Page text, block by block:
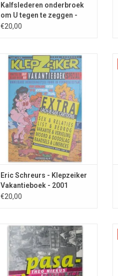
Kalfslederen onderbroek
om U tegen te zeggen -
2001
€20,00
"Onmisbare hebbedingetjes voor
in Verweggiestan". COMPLEET.
TOEVOEGEN AAN WINKELWAGEN
Eric Schreurs - Klepzeiker
Vakantieboek - 2001
€20,00
Fotoboek over ongemakkelijke
situaties. Met 'Introduction by
Arnon Grunberg'.
TOEVOEGEN AAN WINKELWAGEN